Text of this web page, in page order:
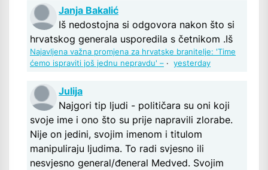
Janja Bakalić
Iš nedostojna si odgovora nakon što si
hrvatskog generala usporedila s četnikom .Iš
Najavljena važna promjena za hrvatske branitelje: 'Time
ćemo ispraviti još jednu nepravdu' – · yesterday
Julija
Najgori tip ljudi - političara su oni koji
svoje ime i ono što su prije napravili zlorabe.
Nije on jedini, svojim imenom i titulom
manipuliraju ljudima. To radi svjesno ili
nesvjesno general/đeneral Medved. Svojim